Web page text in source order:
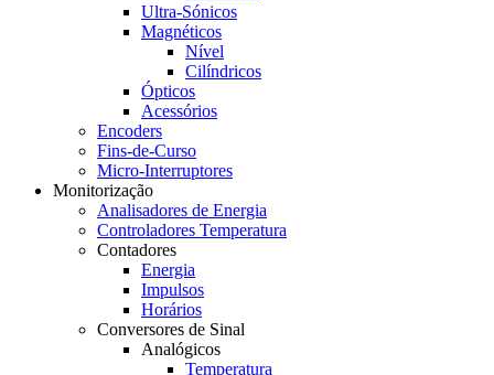
Ultra-Sónicos
Magnéticos
Nível
Cilíndricos
Ópticos
Acessórios
Encoders
Fins-de-Curso
Micro-Interruptores
Monitorização
Analisadores de Energia
Controladores Temperatura
Contadores
Energia
Impulsos
Horários
Conversores de Sinal
Analógicos
Temperatura